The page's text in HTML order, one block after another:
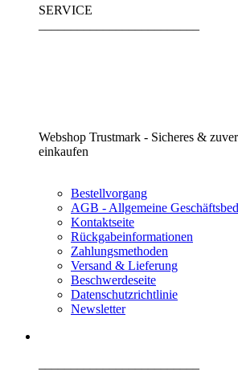
SERVICE
Webshop Trustmark - Sicheres &
einkaufen
Bestellvorgang
AGB - Allgemeine
Kontaktseite
Rückgabeinformationen
Zahlungsmethoden
Versand & Lieferung
Beschwerdeseite
Datenschutzrichtlinie
Newsletter